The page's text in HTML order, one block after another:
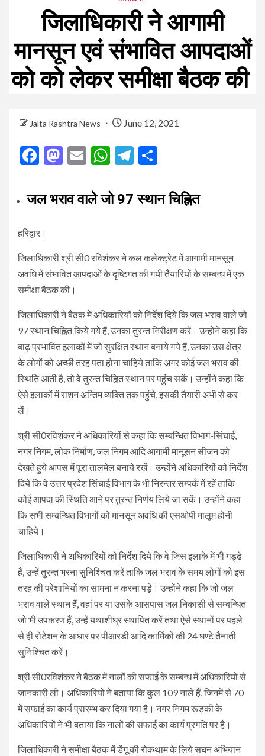
जिलाधिकारी ने आगामी
मानसून एवं संभावित आपदाओं
को को लेकर समीक्षा बैठक की
Jalta Rashtra News June 12, 2021
Facebook
Mastodon
EmailWhatsApp
Telegram
जल भराव वाले जो 97 स्थान चिह्नित
हरिद्वार।
जिलाधिकारी श्री सी0 रविशंकर ने कल कलेक्ट्रेट में आगामी मानसून
अवधि में संभावित आपदाओं के दृष्टिगत की गयी तैयारियों के सम्बन्ध में एक
समीक्षा बैठक की।
जिलाधिकारी ने बैठक में अधिकारियों को निर्देश दिये कि जल भराव वाले जो
97 स्थान चिह्नित किये गये हैं, उनका तुरन्त निरीक्षण करें। उन्होंने कहा कि
बाढ़ प्रभावित इलाकों में जो सुरक्षित स्थान बनाये गये हैं, उनका उस क्षेत्र
के लोगों को अच्छी तरह पता होना चाहिये ताकि अगर कोई जल भराव की
स्थिति आती है, तो वे तुरन्त चिह्नित स्थान पर पहुंच सकें। उन्होंने कहा कि
ऐसे इलाकों में राशन अन्तिम व्यक्ति तक पहुंचे, इसकी तैयारी अभी से कर
लें।
श्री सी0रविशंकर ने अधिकारियों से कहा कि सम्बन्धित विभाग-सिंचाई,
नगर निगम, लोक निर्माण, जल निगम आदि आगामी मानूसन सीजन को
देखते हुये आपस में पूरा तालमेल बनाये रखें। उन्होंने अधिकारियों को निर्देश
दिये कि वे उत्तर प्रदेश सिंचाई विभाग के भी निरन्तर सम्पर्क में रहें ताकि
कोई आपदा की स्थिति आने पर तुरन्त निर्णय लिये जा सकें। उन्होंने कहा
कि सभी सम्बन्धित विभागों को मानसून अवधि की एसओपी मालूम होनी
चाहिये।
जिलाधिकारी ने अधिकारियों को निर्देश दिये कि वे जिस इलाके में भी गड्ढे
हैं, उन्हें तुरन्त भरना सुनिश्चित करें ताकि जल भराव के समय लोगों को इस
तरह की परेशानियों का सामना न करना पड़े। उन्होंने कहा कि जो जल
भराव वाले स्थान हैं, वहां पर या उसके आसपास जल निकासी से सम्बन्धित
जो भी उपकरण हैं, उन्हें यथाशीघ्र स्थापित करें तथा ऐसे स्थानों पर पहले
से ही रोटेशन के आधार पर पीआरडी आदि कार्मिकों की 24 घण्टे तैनाती
सुनिश्चित करें।
श्री सी0रविशंकर ने बैठक में नालों की सफाई के सम्बन्ध में अधिकारियों से
जानकारी ली। अधिकारियों ने बताया कि कुल 109 नाले हैं, जिनमें से 70
में सफाई का कार्य प्रारम्भ कर दिया गया है। नगर निगम रूड़की के
अधिकारियों ने भी बताया कि नालों की सफाई का कार्य प्रगति पर है।
जिलाधिकारी ने समीक्षा बैठक में डेंगू की रोकथाम के लिये सघन अभियान